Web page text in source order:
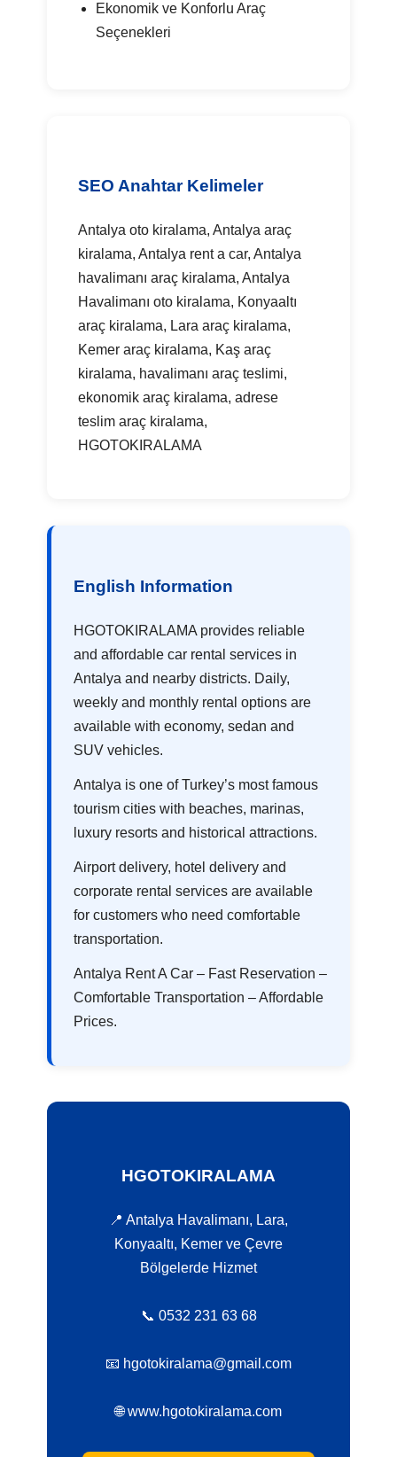
Ekonomik ve Konforlu Araç
Seçenekleri
SEO Anahtar Kelimeler
Antalya oto kiralama, Antalya araç
kiralama, Antalya rent a car, Antalya
havalimanı araç kiralama, Antalya
Havalimanı oto kiralama, Konyaaltı
araç kiralama, Lara araç kiralama,
Kemer araç kiralama, Kaş araç
kiralama, havalimanı araç teslimi,
ekonomik araç kiralama, adrese
teslim araç kiralama,
HGOTOKIRALAMA
English Information
HGOTOKIRALAMA provides reliable
and affordable car rental services in
Antalya and nearby districts. Daily,
weekly and monthly rental options are
available with economy, sedan and
SUV vehicles.
Antalya is one of Turkey’s most famous
tourism cities with beaches, marinas,
luxury resorts and historical attractions.
Airport delivery, hotel delivery and
corporate rental services are available
for customers who need comfortable
transportation.
Antalya Rent A Car – Fast Reservation –
Comfortable Transportation – Affordable
Prices.
HGOTOKIRALAMA
📍 Antalya Havalimanı, Lara,
Konyaaltı, Kemer ve Çevre
Bölgelerde Hizmet
📞 0532 231 63 68
📧 hgotokiralama@gmail.com
🌐 www.hgotokiralama.com